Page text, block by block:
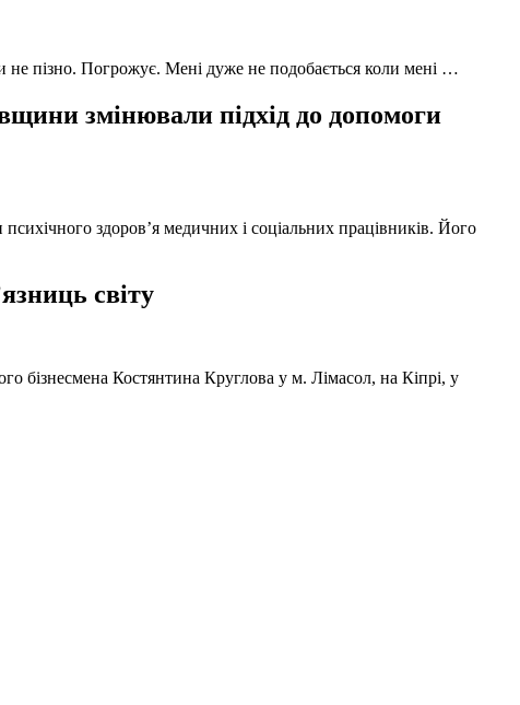
пізно. Погрожує. Мені дуже не подобається коли мені …
змінювали підхід до допомоги
здоров’я медичних і соціальних працівників. Його
світу
бізнесмена Костянтина Круглова у м. Лімасол, на Кіпрі, у